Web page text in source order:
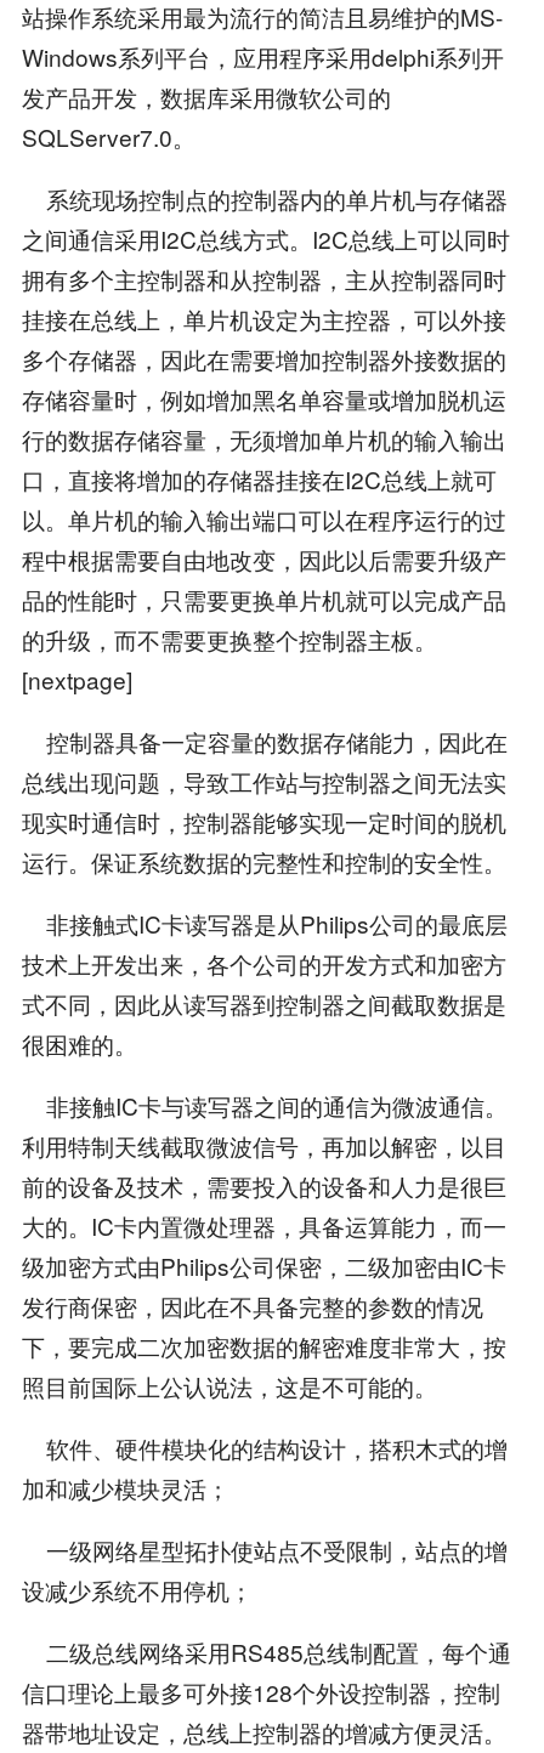
站操作系统采用最为流行的简洁且易维护的MS-
Windows系列平台，应用程序采用delphi系列开
发产品开发，数据库采用微软公司的
SQLServer7.0。
系统现场控制点的控制器内的单片机与存储器
之间通信采用I2C总线方式。I2C总线上可以同时
拥有多个主控制器和从控制器，主从控制器同时
挂接在总线上，单片机设定为主控器，可以外接
多个存储器，因此在需要增加控制器外接数据的
存储容量时，例如增加黑名单容量或增加脱机运
行的数据存储容量，无须增加单片机的输入输出
口，直接将增加的存储器挂接在I2C总线上就可
以。单片机的输入输出端口可以在程序运行的过
程中根据需要自由地改变，因此以后需要升级产
品的性能时，只需要更换单片机就可以完成产品
的升级，而不需要更换整个控制器主板。
[nextpage]
控制器具备一定容量的数据存储能力，因此在
总线出现问题，导致工作站与控制器之间无法实
现实时通信时，控制器能够实现一定时间的脱机
运行。保证系统数据的完整性和控制的安全性。
非接触式IC卡读写器是从Philips公司的最底层
技术上开发出来，各个公司的开发方式和加密方
式不同，因此从读写器到控制器之间截取数据是
很困难的。
非接触IC卡与读写器之间的通信为微波通信。
利用特制天线截取微波信号，再加以解密，以目
前的设备及技术，需要投入的设备和人力是很巨
大的。IC卡内置微处理器，具备运算能力，而一
级加密方式由Philips公司保密，二级加密由IC卡
发行商保密，因此在不具备完整的参数的情况
下，要完成二次加密数据的解密难度非常大，按
照目前国际上公认说法，这是不可能的。
软件、硬件模块化的结构设计，搭积木式的增
加和减少模块灵活；
一级网络星型拓扑使站点不受限制，站点的增
设减少系统不用停机；
二级总线网络采用RS485总线制配置，每个通
信口理论上最多可外接128个外设控制器，控制
器带地址设定，总线上控制器的增减方便灵活。